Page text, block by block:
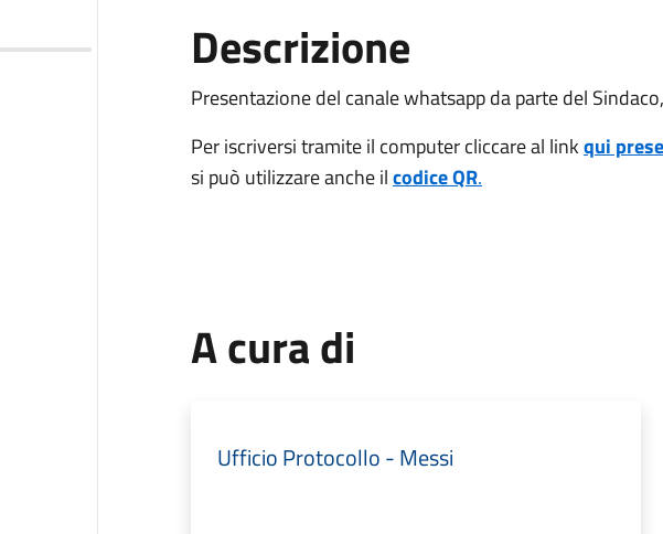
Descrizione
Presentazione del canale whatsapp da parte del
Per iscriversi tramite il computer cliccare al linkqui
si può utilizzare anche ilcodice QR.
A cura di
Ufficio Protocollo - Messi